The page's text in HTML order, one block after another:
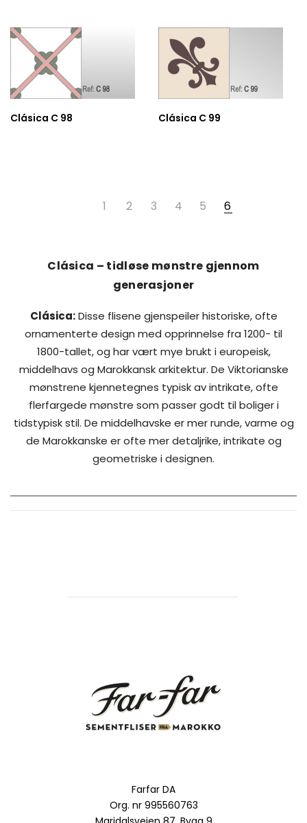
Clásica C 98 Clásica C 99
1 2 3 4 5 6
Clásica – tidløse mønstre gjennom
generasjoner
Clásica:Disse flisene gjenspeiler historiske, ofte
ornamenterte design med opprinnelse fra 1200- til
1800-tallet, og har vært mye brukt i europeisk,
middelhavs og Marokkansk arkitektur. De Viktorianske
mønstrene kjennetegnes typisk av intrikate, ofte
flerfargede mønstre som passer godt til boliger i
tidstypisk stil. De middelhavske er mer runde, varme og
de Marokkanske er ofte mer detaljrike, intrikate og
geometriske i designen.
Farfar DA
Org. nr 995560763